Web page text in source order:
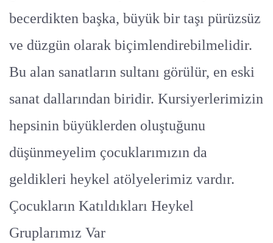
becerdikten başka, büyük bir taşı pürüzsüz
ve düzgün olarak biçimlendirebilmelidir.
Bu alan sanatların sultanı görülür, en eski
sanat dallarından biridir. Kursiyerlerimizin
hepsinin büyüklerden oluştuğunu
düşünmeyelim çocuklarımızın da
geldikleri heykel atölyelerimiz vardır.
Çocukların Katıldıkları Heykel
Gruplarımız Var